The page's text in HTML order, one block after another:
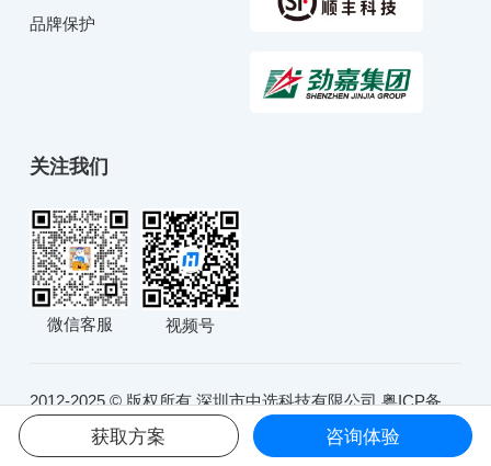
品牌保护
关注我们
微信客服 视频号
2012-2025 © 版权所有 深圳市中选科技有限公司粤ICP备
10234991号 粤公网安备44030902001051号
获取方案 咨询体验